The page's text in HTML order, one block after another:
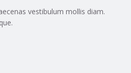
vestibulum mollis diam.